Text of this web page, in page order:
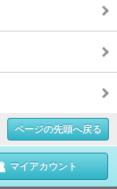
ページの先頭へ戻る
マイアカウント